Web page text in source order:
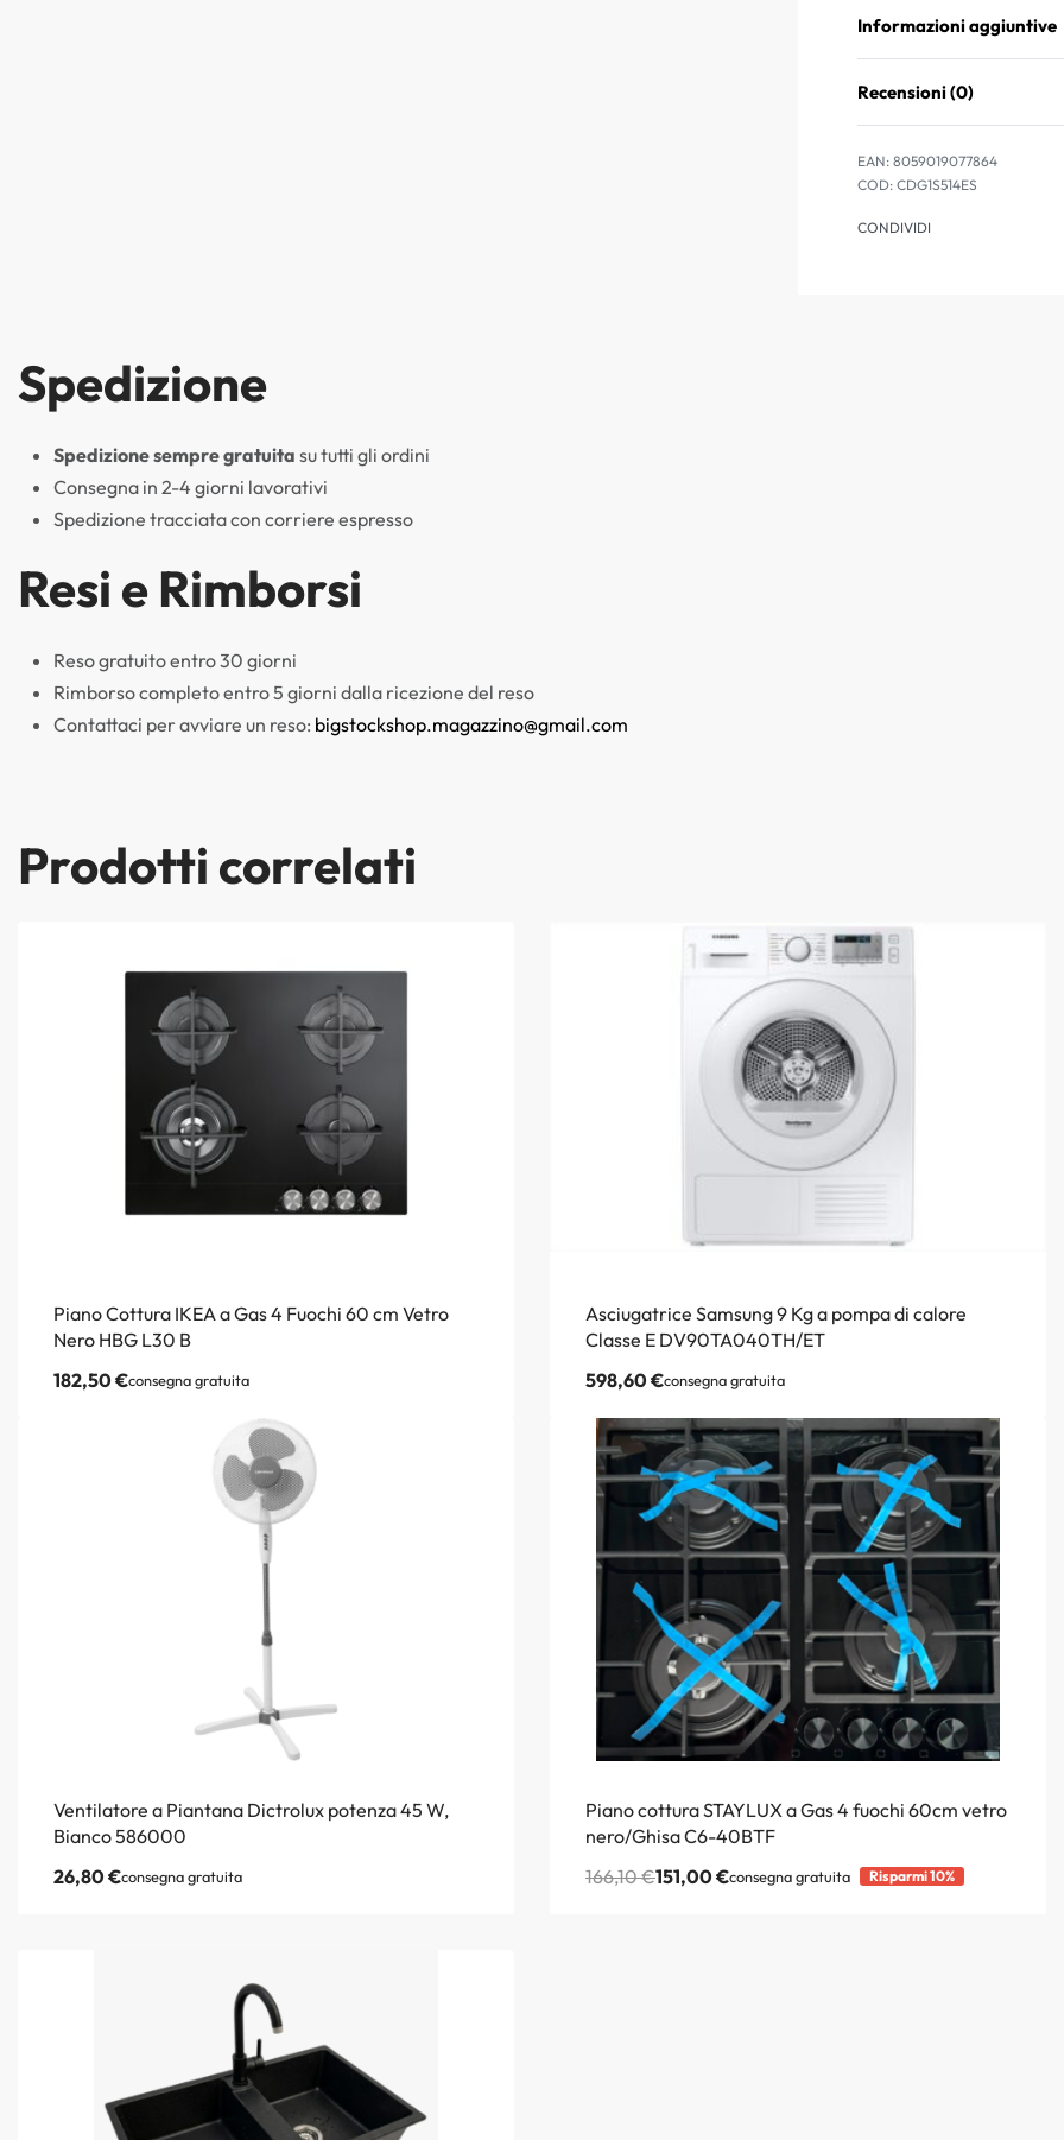
Informazioni aggiuntive
Recensioni (0)
EAN: 8059019077864
CDG1S514ES
CONDIVIDI
Spedizione
Spedizione sempre gratuita su tutti gli ordini
Consegna in 2-4 giorni lavorativi
Spedizione tracciata con corriere espresso
Resi e Rimborsi
Reso gratuito entro 30 giorni
Rimborso completo entro 5 giorni dalla ricezione del reso
Contattaci per avviare un reso: bigstockshop.magazzino@gmail.com
Prodotti correlati
Piano Cottura IKEA a Gas 4 Fuochi 60 cm Vetro
Nero HBG L30 B
182,50€consegna gratuita
Asciugatrice Samsung 9 Kg a pompa di calore
Classe E DV90TA040TH/ET
598,60€consegna gratuita
Ventilatore a Piantana Dictrolux potenza 45 W,
Bianco 586000
26,80€consegna gratuita
Piano cottura STAYLUX a Gas 4 fuochi 60cm vetro
nero/Ghisa C6-40BTF
166,10€151,00€consegna gratuita Risparmi 10%